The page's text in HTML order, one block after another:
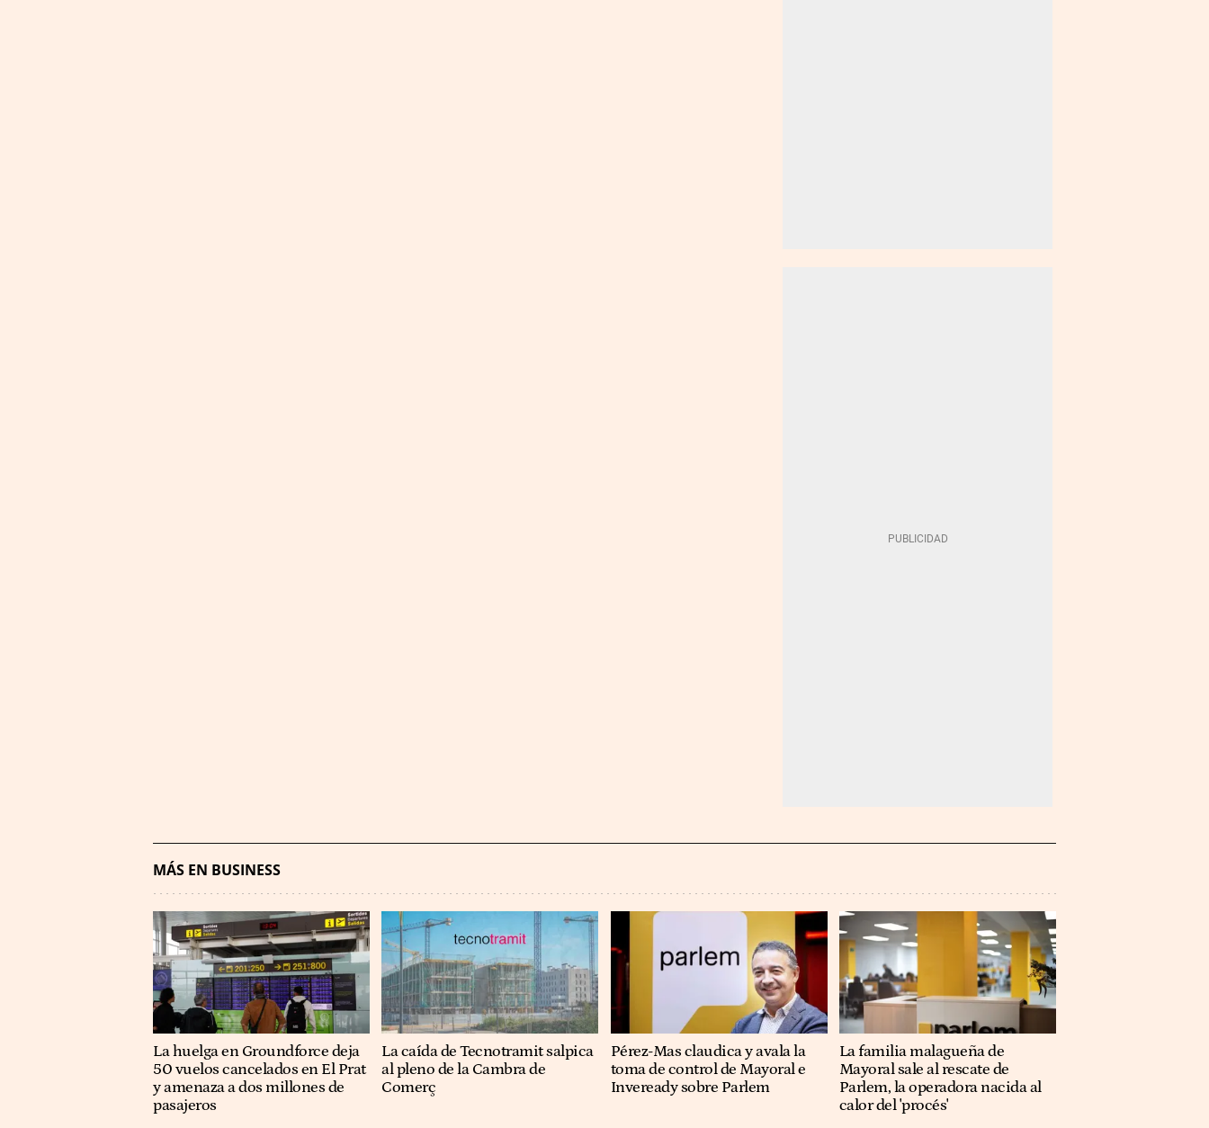
MÁS EN BUSINESS
La huelga en Groundforce deja
50 vuelos cancelados en El Prat
y amenaza a dos millones de
pasajeros
La caída de Tecnotramit salpica
al pleno de la Cambra de
Comerç
Pérez-Mas claudica y avala la
toma de control de Mayoral e
Inveready sobre Parlem
La familia malagueña de
Mayoral sale al rescate de
Parlem, la operadora nacida al
calor del 'procés'